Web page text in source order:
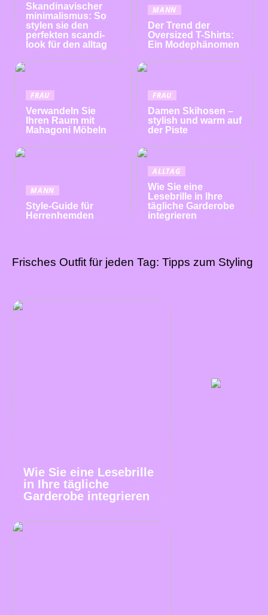
Skandinavischer
minimalismus: So
stylen sie den
perfekten scandi-
look für den alltag
MANN
Der Trend der
Oversized T-Shirts:
Ein Modephänomen
FRAU
Verwandeln Sie
Ihren Raum mit
Mahagoni Möbeln
FRAU
Damen Skihosen –
stylish und warm auf
der Piste
MANN
Style-Guide für
Herrenhemden
ALLTAG
Wie Sie eine
Lesebrille in Ihre
tägliche Garderobe
integrieren
Frisches Outfit für jeden Tag: Tipps zum Styling
Wie Sie eine Lesebrille
in Ihre tägliche
Garderobe integrieren